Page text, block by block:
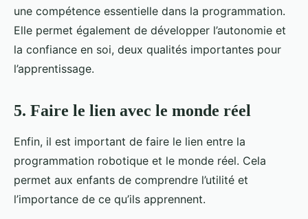
une compétence essentielle dans la programmation.
Elle permet également de développer l’autonomie et
la confiance en soi, deux qualités importantes pour
l’apprentissage.
5. Faire le lien avec le monde réel
Enfin, il est important de faire le lien entre la
programmation robotique et le monde réel. Cela
permet aux enfants de comprendre l’utilité et
l’importance de ce qu’ils apprennent.